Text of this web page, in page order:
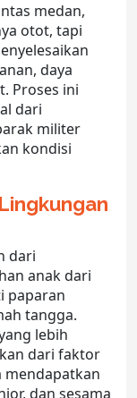
medan,
otot, tapi
daya
Proses ini
dari
militer
kondisi
dari
anak dari
paparan
tangga.
lebih
dari faktor
mendapatkan
dan sesama